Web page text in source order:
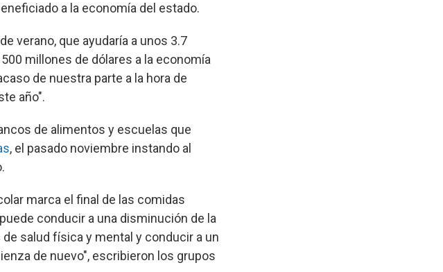
a la economía del estado.
verano, que ayudaría a unos 3.7
millones de dólares a la economía
de nuestra parte a la hora de
año".
de alimentos y escuelas que
, el pasado noviembre instando al
marca el final de las comidas
conducir a una disminución de la
salud física y mental y conducir a un
de nuevo", escribieron los grupos